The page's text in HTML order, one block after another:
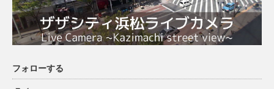
フォローする